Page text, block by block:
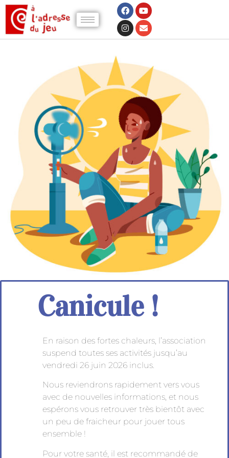
Canicule !
En raison des fortes chaleurs, l’association
suspend toutes ses activités jusqu’au
vendredi 26 juin 2026 inclus.
Nous reviendrons rapidement vers vous
avec de nouvelles informations, et nous
espérons vous retrouver très bientôt avec
un peu de fraicheur pour jouer tous
ensemble !
Pour votre santé, il est recommandé de